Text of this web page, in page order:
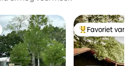
Topfavoriet van
Favoriet van